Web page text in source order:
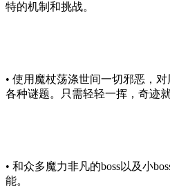
特的机制和挑战。
• 使用魔杖荡涤世间一切邪恶，
各种谜题。只需轻轻一挥，奇迹
• 和众多魔力非凡的boss以及小
能。